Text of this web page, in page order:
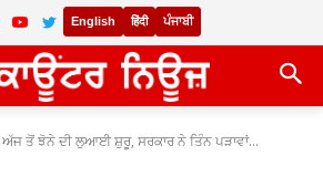
English हिंदी ਪੰਜਾਬੀ
ਅੱਜ ਤੋਂ ਝੋਨੇ ਦੀ ਲੁਆਈ ਸ਼ੁਰੂ, ਸਰਕਾਰ ਨੇ ਤਿੰਨ ਪੜਾਵਾਂ...